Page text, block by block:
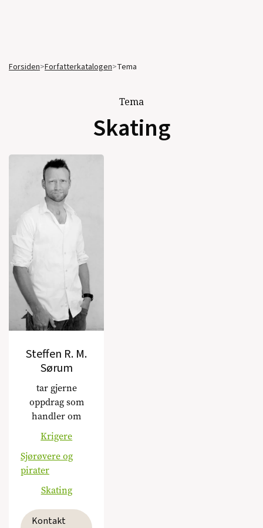
Forsiden>Forfatterkatalogen>Tema
Tema
Skating
Steffen R. M.
Sørum
tar gjerne
oppdrag som
handler om
Krigere
Sjørøvere og
pirater
Skating
Kontakt